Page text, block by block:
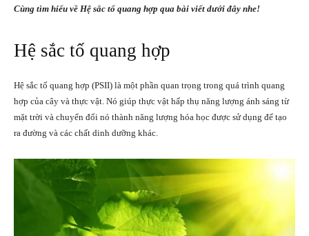
Cùng tìm hiểu về Hệ sắc tố quang hợp qua bài viết dưới đây nhe!
Hệ sắc tố quang hợp
Hệ sắc tố quang hợp (PSII) là một phần quan trọng trong quá trình quang
hợp của cây và thực vật. Nó giúp thực vật hấp thụ năng lượng ánh sáng từ
mặt trời và chuyển đổi nó thành năng lượng hóa học được sử dụng để tạo
ra đường và các chất dinh dưỡng khác.